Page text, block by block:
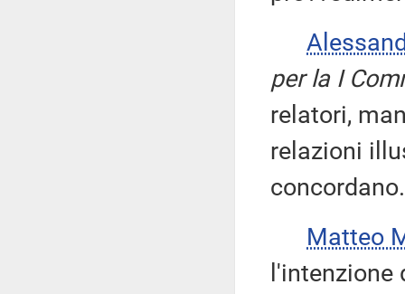
per la I
relatori,
relazioni
concordano.
Matteo